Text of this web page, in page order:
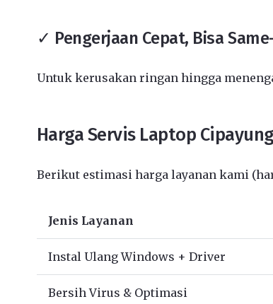
✓ Pengerjaan Cepat, Bisa
Untuk kerusakan ringan hingga
Harga Servis Laptop
Berikut estimasi harga layanan kami
Jenis Layanan
Instal Ulang Windows + Driver
Bersih Virus & Optimasi